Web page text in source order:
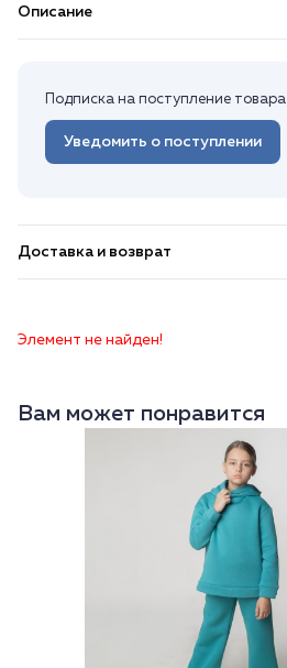
Описание
Подписка на поступление товара
Уведомить о поступлении
Доставка и возврат
Элемент не найден!
Вам может понравится